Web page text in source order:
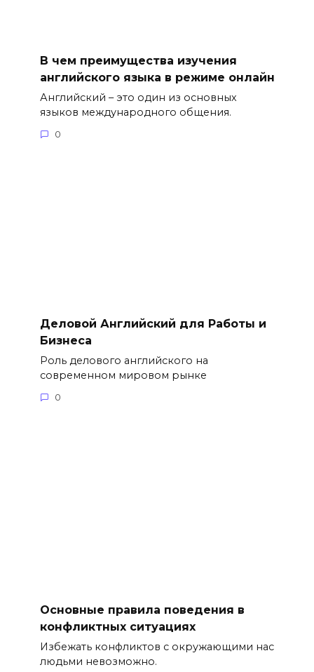
В чем преимущества изучения
английского языка в режиме онлайн
Английский – это один из основных
языков международного общения.
0
Деловой Английский для Работы и
Бизнеса
Роль делового английского на
современном мировом рынке
0
Основные правила поведения в
конфликтных ситуациях
Избежать конфликтов с окружающими нас
людьми невозможно.